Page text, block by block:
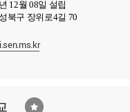
12월 08일 설립
북구 장위로4길 70